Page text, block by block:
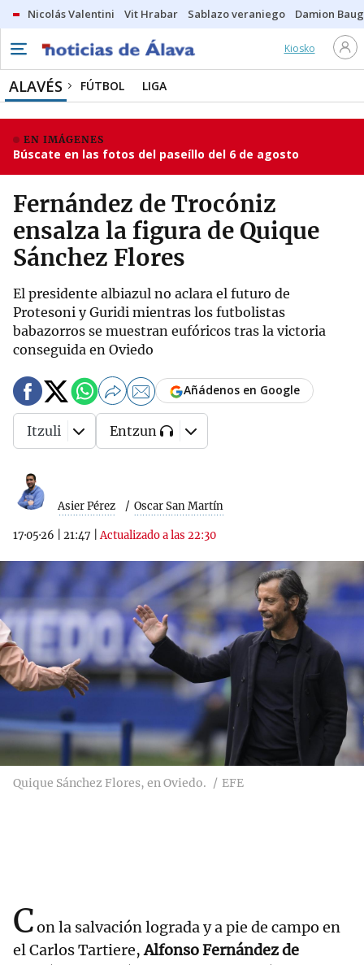
Nicolás Valentini Vit Hrabar Sablazo veraniego Damion
Kiosko
ALAVÉS FÚTBOL LIGA
EN IMÁGENES
Búscate en las fotos del paseíllo del 6 de agosto
Fernández de Trocóniz
ensalza la figura de Quique
Sánchez Flores
El presidente albiazul no aclara el futuro de
Protesoni y Guridi mientras los futbolistas
babazorros se muestran eufóricos tras la victoria
conseguida en Oviedo
Asier Pérez Oscar San Martín
17·05·26 21:47 |Actualizado a las 22:30
Añádenos en Google
Itzuli Entzun
Quique Sánchez Flores, en Oviedo. EFE
Con la salvación lograda y a pie de campo en
el Carlos Tartiere,Alfonso Fernández de